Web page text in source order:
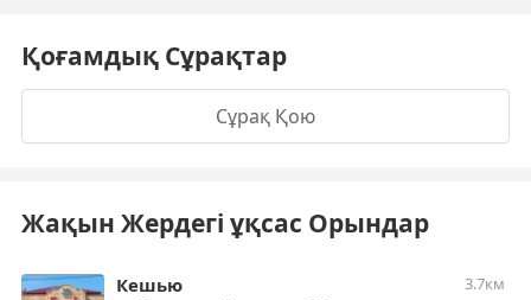
Қоғамдық Сұрақтар
Сұрақ Қою
Жақын Жердегі ұқсас Орындар
Кешью
3.7км